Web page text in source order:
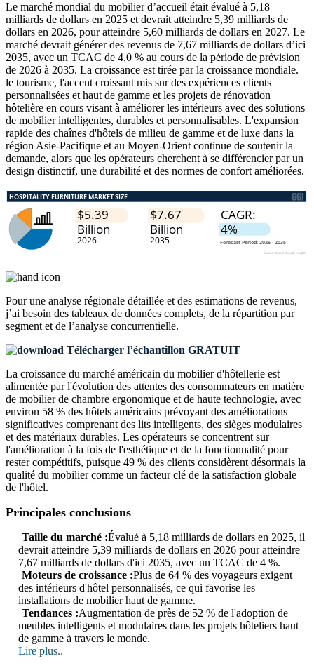
Le marché mondial du mobilier d’accueil était évalué à 5,18
milliards de dollars en 2025 et devrait atteindre 5,39 milliards de
dollars en 2026, pour atteindre 5,60 milliards de dollars en 2027. Le
marché devrait générer des revenus de 7,67 milliards de dollars d’ici
2035, avec un TCAC de 4,0 % au cours de la période de prévision
de 2026 à 2035. La croissance est tirée par la croissance mondiale.
le tourisme, l'accent croissant mis sur des expériences clients
personnalisées et haut de gamme et les projets de rénovation
hôtelière en cours visant à améliorer les intérieurs avec des solutions
de mobilier intelligentes, durables et personnalisables. L'expansion
rapide des chaînes d'hôtels de milieu de gamme et de luxe dans la
région Asie-Pacifique et au Moyen-Orient continue de soutenir la
demande, alors que les opérateurs cherchent à se différencier par un
design distinctif, une durabilité et des normes de confort améliorées.
Pour une analyse régionale détaillée et des estimations de revenus,
j’ai besoin des tableaux de données complets, de la répartition par
segment et de l’analyse concurrentielle.
Télécharger l’échantillon GRATUIT
La croissance du marché américain du mobilier d'hôtellerie est
alimentée par l'évolution des attentes des consommateurs en matière
de mobilier de chambre ergonomique et de haute technologie, avec
environ 58 % des hôtels américains prévoyant des améliorations
significatives comprenant des lits intelligents, des sièges modulaires
et des matériaux durables. Les opérateurs se concentrent sur
l'amélioration à la fois de l'esthétique et de la fonctionnalité pour
rester compétitifs, puisque 49 % des clients considèrent désormais la
qualité du mobilier comme un facteur clé de la satisfaction globale
de l'hôtel.
Principales conclusions
Taille du marché :Évalué à 5,18 milliards de dollars en 2025, il
devrait atteindre 5,39 milliards de dollars en 2026 pour atteindre
7,67 milliards de dollars d'ici 2035, avec un TCAC de 4 %.
Moteurs de croissance :Plus de 64 % des voyageurs exigent
des intérieurs d'hôtel personnalisés, ce qui favorise les
installations de mobilier haut de gamme.
Tendances :Augmentation de près de 52 % de l'adoption de
meubles intelligents et modulaires dans les projets hôteliers haut
de gamme à travers le monde.
Lire plus..